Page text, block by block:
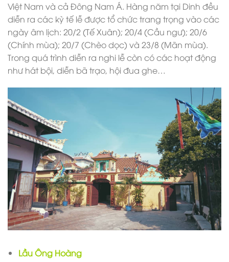
Việt Nam và cả Đông Nam Á. Hàng năm tại Dinh đều
diễn ra các kỳ tế lễ được tổ chức trang trọng vào các
ngày âm lịch: 20/2 (Tế Xuân); 20/4 (Cầu ngư); 20/6
(Chính mùa); 20/7 (Chèo dọc) và 23/8 (Mãn mùa).
Trong quá trình diễn ra nghi lễ còn có các hoạt động
như hát bội, diễn bã trạo, hội đua ghe…
Lầu Ông Hoàng